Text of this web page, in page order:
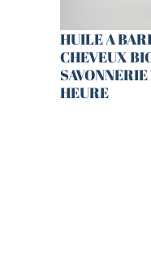
HUILE A
CHEVEUX
HEURE